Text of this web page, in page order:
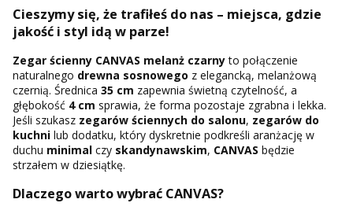
Cieszymy się, że trafiłeś do nas – miejsca, gdzie
jakość i styl idą w parze!
Zegar ścienny CANVAS melanż czarnyto połączenie
naturalnego drewna sosnowego z elegancką, melanżową
czernią. Średnica 35 cm zapewnia świetną czytelność, a
głębokość 4 cm sprawia, że forma pozostaje zgrabna i lekka.
Jeśli szukasz zegarów ściennych do salonu, zegarów do
kuchni lub dodatku, który dyskretnie podkreśli aranżację w
duchu minimal czy skandynawskim, CANVAS będzie
strzałem w dziesiątkę.
Dlaczego warto wybrać CANVAS?